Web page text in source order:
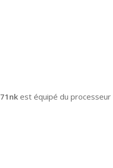
est équipé du processeur